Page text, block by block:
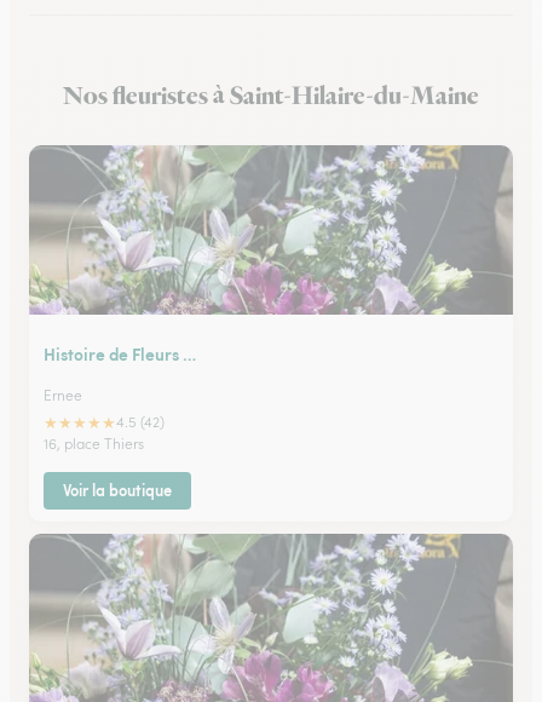
Fleuristes à Pré-en-Pail-Saint-Samson
Nos fleuristes à Saint-Hilaire-du-Maine
Histoire de Fleurs …
Ernee
★★★★★4.5 (42)
16, place Thiers
Voir la boutique